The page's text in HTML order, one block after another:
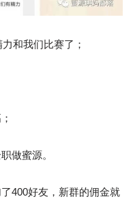
和我们比赛了；
做蜜源。
400好友，新群的佣金就